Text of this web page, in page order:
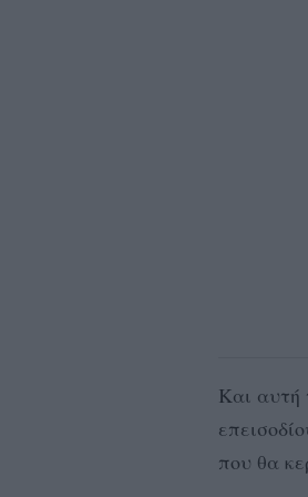
Και αυτή
που θα